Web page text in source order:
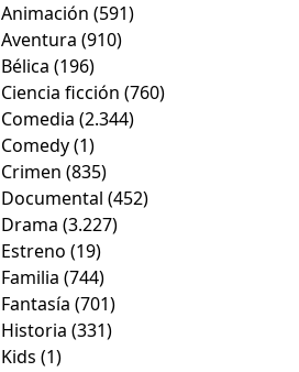
Animación (591)
Aventura (910)
Bélica (196)
Ciencia ficción (760)
Comedia (2.344)
Comedy(1)
Crimen (835)
Documental (452)
Drama (3.227)
Estreno (19)
Familia (744)
Fantasía (701)
Historia (331)
Kids (1)